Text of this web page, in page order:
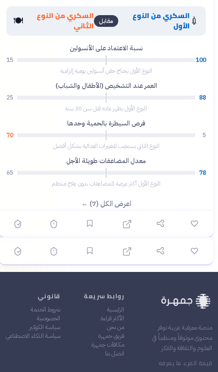
💉السكري من النوع
الأول
مقابل السكري من النوع
الثاني
🍽️
نسبة الاعتماد على الأنسولين
100
15
النوع الأول يحتاج حقن أنسولين يومية إلزامية
العمر عند التشخيص (الأطفال والشباب)
88
25
النوع الأول يظهر عادة قبل سن 30 سنة
فرص السيطرة بالحمية وحدها
5
70
النوع الثاني يستجيب للتغييرات الغذائية بشكل أفضل
معدل المضاعفات طويلة الأجل
78
65
النوع الأول أكثر عرضة للمضاعفات بدون علاج منتظم
اعرض الكل (7) ← ؟ عافية اختيار متعدد
أمراض القلب والأوعية الدموية: الوقاية والعلاج المعاصر
6سؤال 🟡 متوسط ابدأ ←
منصة معرفية عربية توفر
محتوى موثوقاً ومنظماً في
العلوم والثقافة والفكر
قيمة المرء ما يعرفه
روابط سريعة
الرئيسية
الأكثر قراءة
من نحن
فريق جمهرة
مكافآت جمهرة
اتصل بنا
قانوني
شروط الخدمة
الخصوصية
سياسة الكوكيز
سياسة الذكاء الاصطناعي